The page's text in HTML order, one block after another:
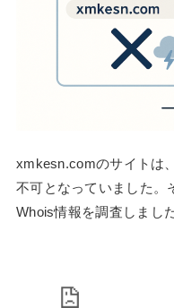
xmkesn.comのサイトは
不可となっていました。
Whois情報を調査しました